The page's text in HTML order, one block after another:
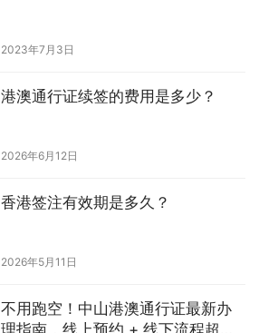
2023年7月3日
港澳通行证续签的费用是多少？
2026年6月12日
香港签注有效期是多久？
2026年5月11日
不用跑空！中山港澳通行证最新办